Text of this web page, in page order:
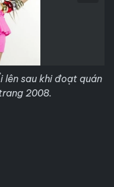
lên sau khi đoạt quán
2008.